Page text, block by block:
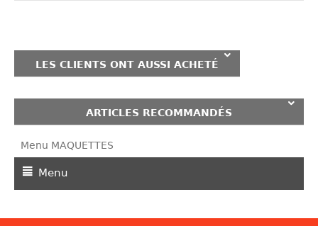
LES CLIENTS ONT AUSSI ACHETÉ
ARTICLES RECOMMANDÉS
Menu MAQUETTES
Menu